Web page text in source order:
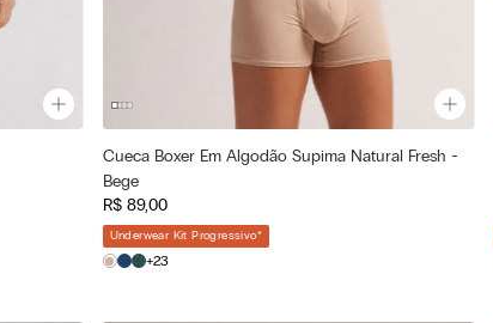
Cor selecionada
Bege - 713j - Skin
Tamanho selecionado
P M
Cueca Boxer Em Algodão Supima Natural Fresh -
Bege
R$ 89,00
Underwear Kit Progressivo*
+23